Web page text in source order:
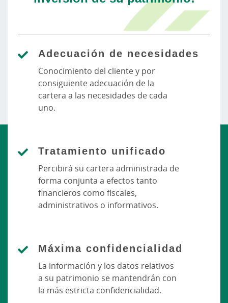
Adecuación de necesidades
Conocimiento del cliente y por
consiguiente adecuación de la
cartera a las necesidades de cada
uno.
Tratamiento unificado
Percibirá su cartera administrada de
forma conjunta a efectos tanto
financieros como fiscales,
administrativos o informativos.
Máxima confidencialidad
La información y los datos relativos
a su patrimonio se mantendrán con
la más estricta confidencialidad.